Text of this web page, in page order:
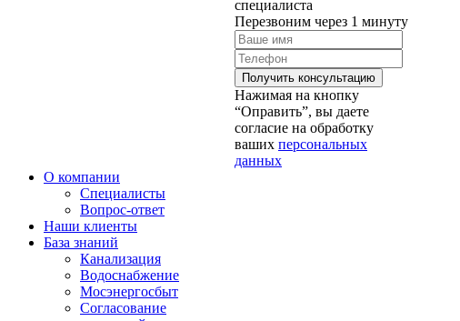
специалиста
Перезвоним через 1 минуту
Нажимая на кнопку
“Оправить”, вы даете
согласие на обработку
ваших персональных
данных
О компании
Специалисты
Вопрос-ответ
Наши клиенты
База знаний
Канализация
Водоснабжение
Мосэнергосбыт
Согласование